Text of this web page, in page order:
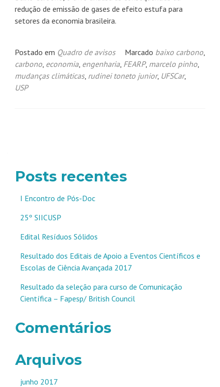
redução de emissão de gases de efeito estufa para
setores da economia brasileira.
Postado em Quadro de avisos Marcado baixo carbono,
carbono, economia, engenharia, FEARP, marcelo pinho,
mudanças climáticas, rudinei toneto junior, UFSCar,
USP
Posts recentes
I Encontro de Pós-Doc
25º SIICUSP
Edital Resíduos Sólidos
Resultado dos Editais de Apoio a Eventos Científicos e
Escolas de Ciência Avançada 2017
Resultado da seleção para curso de Comunicação
Científica – Fapesp/ British Council
Comentários
Arquivos
junho 2017